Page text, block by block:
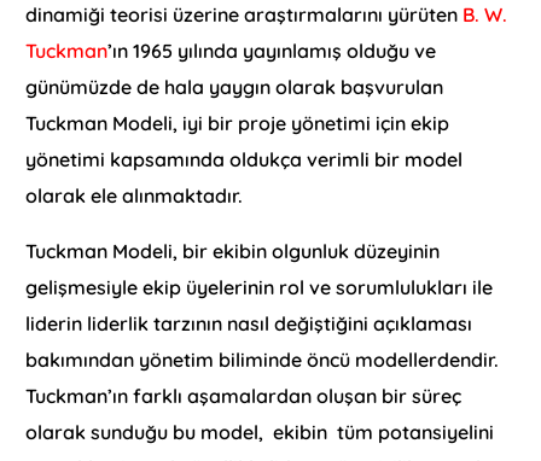
dinamiği teorisi üzerine araştırmalarını yürüten B. W.
Tuckman’ın 1965 yılında yayınlamış olduğu ve
günümüzde de hala yaygın olarak başvurulan
Tuckman Modeli, iyi bir proje yönetimi için ekip
yönetimi kapsamında oldukça verimli bir model
olarak ele alınmaktadır.
Tuckman Modeli, bir ekibin olgunluk düzeyinin
gelişmesiyle ekip üyelerinin rol ve sorumlulukları ile
liderin liderlik tarzının nasıl değiştiğini açıklaması
bakımından yönetim biliminde öncü modellerdendir.
Tuckman’ın farklı aşamalardan oluşan bir süreç
olarak sunduğu bu model, ekibin tüm potansiyelini